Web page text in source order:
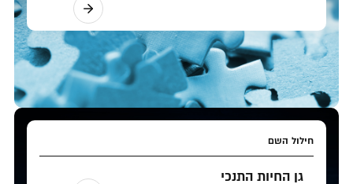
חילול השם
גן החיות התנכי